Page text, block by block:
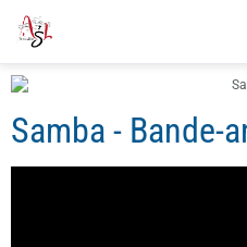
Samba - Bande-